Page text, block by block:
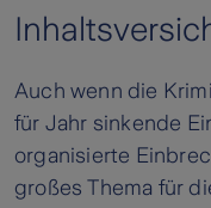
Auch wenn die
für Jahr sinkende
organisierte
großes Thema für